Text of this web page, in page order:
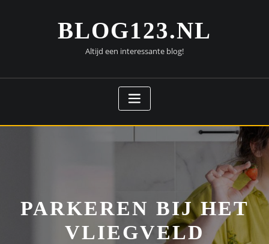
BLOG123.NL
Altijd een interessante blog!
PARKEREN BIJ HET
VLIEGVELD